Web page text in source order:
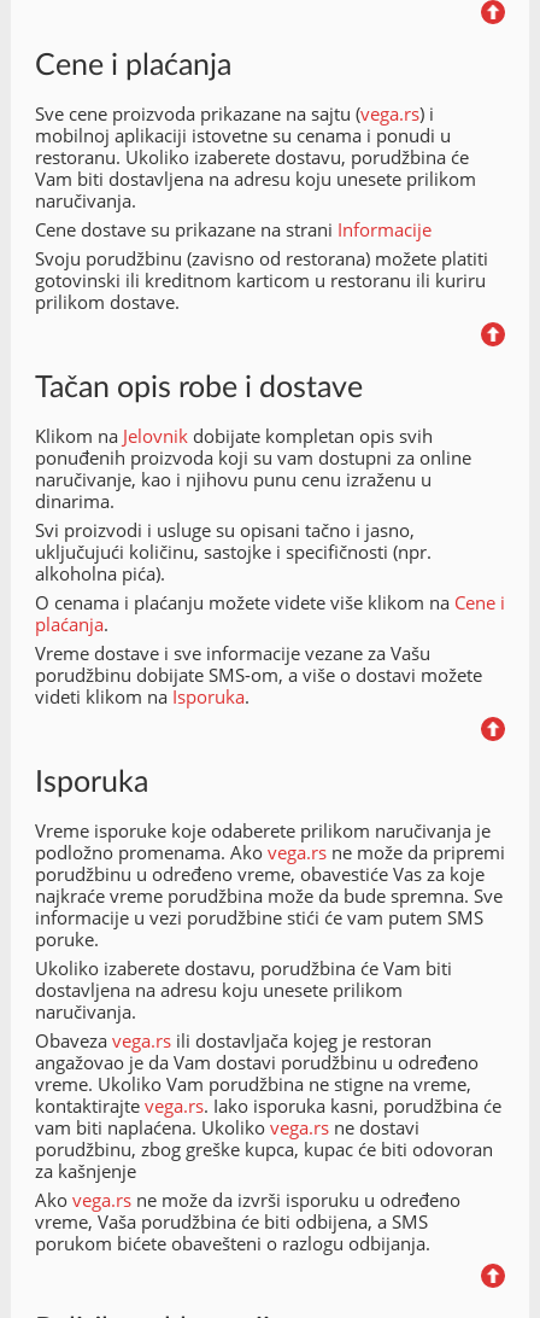
Cene i plaćanja
Sve cene proizvoda prikazane na sajtu (vega.rs) i
mobilnoj aplikaciji istovetne su cenama i ponudi u
restoranu. Ukoliko izaberete dostavu, porudžbina će
Vam biti dostavljena na adresu koju unesete prilikom
naručivanja.
Cene dostave su prikazane na strani Informacije
Svoju porudžbinu (zavisno od restorana) možete platiti
gotovinski ili kreditnom karticom u restoranu ili kuriru
prilikom dostave.
Tačan opis robe i dostave
Klikom na Jelovnik dobijate kompletan opis svih
ponuđenih proizvoda koji su vam dostupni za online
naručivanje, kao i njihovu punu cenu izraženu u
dinarima.
Svi proizvodi i usluge su opisani tačno i jasno,
uključujući količinu, sastojke i specifičnosti (npr.
alkoholna pića).
O cenama i plaćanju možete videte više klikom na Cene i
plaćanja.
Vreme dostave i sve informacije vezane za Vašu
porudžbinu dobijate SMS-om, a više o dostavi možete
videti klikom na Isporuka.
Isporuka
Vreme isporuke koje odaberete prilikom naručivanja je
podložno promenama. Ako vega.rs ne može da pripremi
porudžbinu u određeno vreme, obavestiće Vas za koje
najkraće vreme porudžbina može da bude spremna. Sve
informacije u vezi porudžbine stići će vam putem SMS
poruke.
Ukoliko izaberete dostavu, porudžbina će Vam biti
dostavljena na adresu koju unesete prilikom
naručivanja.
Obaveza vega.rs ili dostavljača kojeg je restoran
angažovao je da Vam dostavi porudžbinu u određeno
vreme. Ukoliko Vam porudžbina ne stigne na vreme,
kontaktirajte vega.rs. Iako isporuka kasni, porudžbina će
vam biti naplaćena. Ukoliko vega.rs ne dostavi
porudžbinu, zbog greške kupca, kupac će biti odovoran
za kašnjenje
Ako vega.rs ne može da izvrši isporuku u određeno
vreme, Vaša porudžbina će biti odbijena, a SMS
porukom bićete obavešteni o razlogu odbijanja.